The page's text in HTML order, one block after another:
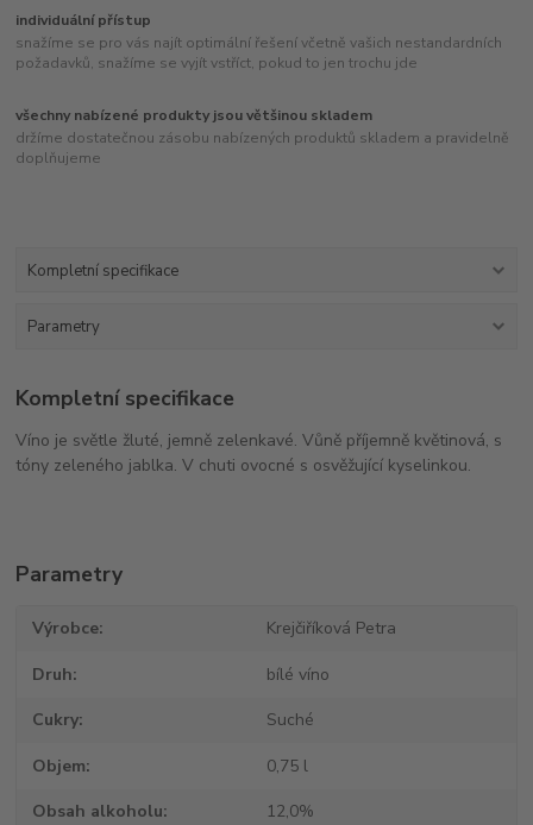
individuální přístup
snažíme se pro vás najít optimální řešení včetně vašich nestandardních
požadavků, snažíme se vyjít vstříct, pokud to jen trochu jde
všechny nabízené produkty jsou většinou skladem
držíme dostatečnou zásobu nabízených produktů skladem a pravidelně
doplňujeme
Kompletní specifikace
Parametry
Kompletní specifikace
Víno je světle žluté, jemně zelenkavé. Vůně příjemně květinová, s
tóny zeleného jablka. V chuti ovocné s osvěžující kyselinkou.
Parametry
Výrobce Krejčiříková Petra
Druh bílé víno
Cukry Suché
Objem 0,75 l
Obsah alkoholu 12,0%